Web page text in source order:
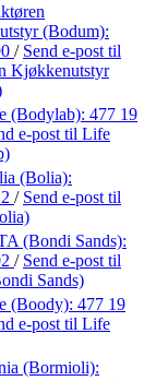
(Bodum):
/ Send e-post til
Kjøkkenutstyr
(Bodylab): 477 19
e-post til Life
(Bolia):
/ Send e-post til
(Bondi Sands):
/ Send e-post til
Sands)
(Boody): 477 19
e-post til Life
(Bormioli):